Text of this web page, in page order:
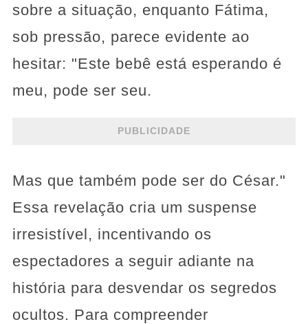
sobre a situação, enquanto Fátima,
sob pressão, parece evidente ao
hesitar: "Este bebê está esperando é
meu, pode ser seu.
PUBLICIDADE
Mas que também pode ser do César."
Essa revelação cria um suspense
irresistível, incentivando os
espectadores a seguir adiante na
história para desvendar os segredos
ocultos. Para compreender